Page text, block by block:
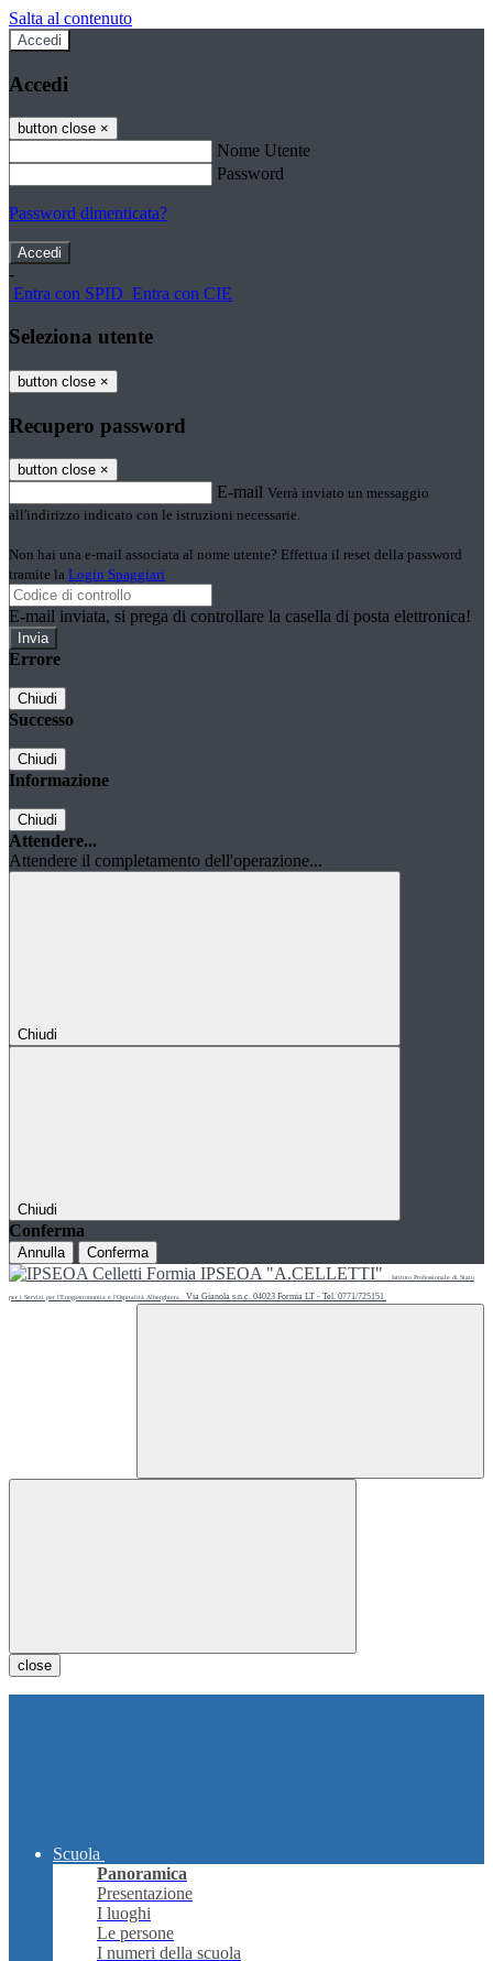
Salta al contenuto
Accedi
Accedi
button close ×
Nome Utente
Password
Password dimenticata?
-
Entra con SPID Entra con CIE
Seleziona utente
button close ×
Recupero password
button close ×
E-mail Verrà inviato un messaggio
all'indirizzo indicato con le istruzioni necessarie.
Non hai una e-mail associata al nome utente? Effettua il reset della password
tramite la Login Spaggiari
E-mail inviata, si prega di controllare la casella di posta elettronica!
Errore
Chiudi
Successo
Chiudi
Informazione
Chiudi
Attendere...
Attendere il completamento dell'operazione...
Chiudi
Chiudi
Conferma
Annulla Conferma
IPSEOA "A.CELLETTI" Istituto Professionale di Stato
per i Servizi per l'Enogastronomia e l'Ospitalità Alberghiera Via Gianola s.n.c. 04023 Formia LT - Tel. 0771/725151
close
Scuola
Panoramica
Presentazione
I luoghi
Le persone
I numeri della scuola